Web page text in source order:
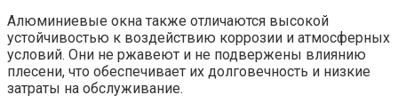
Алюминиевые окна также отличаются высокой
устойчивостью к воздействию коррозии и атмосферных
условий. Они не ржавеют и не подвержены влиянию
плесени, что обеспечивает их долговечность и низкие
затраты на обслуживание.​